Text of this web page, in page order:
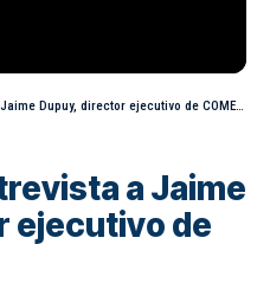
Dupuy, director ejecutivo de COMEX Perú
a Jaime
ejecutivo de